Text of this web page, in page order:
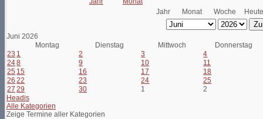
Jahr Monat Woche Heute
Juni 2026
Montag
Dienstag Mittwoch
Donnerstag
23 1 2 3
4
248 9 10
11
25 15 16 17
18
26 22 23 24
25
27 29 30 1
2
Headis
Alle Kategorien
Zeige Termine aller Kategorien